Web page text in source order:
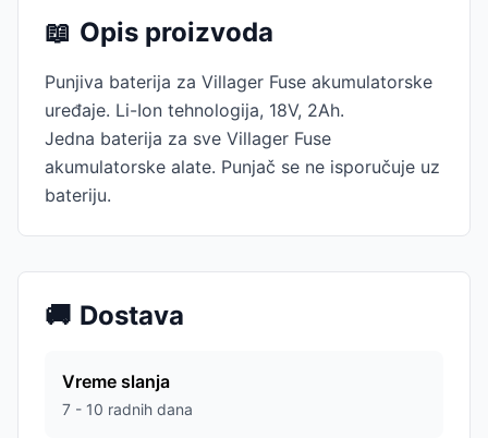
📖 Opis proizvoda
Punjiva baterija za Villager Fuse akumulatorske
uređaje. Li-Ion tehnologija, 18V, 2Ah.
Jedna baterija za sve Villager Fuse
akumulatorske alate. Punjač se ne isporučuje uz
bateriju.
🚚 Dostava
Vreme slanja
7 - 10 radnih dana